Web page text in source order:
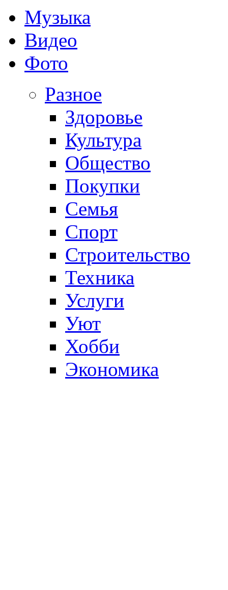
Музыка
Видео
Фото
Разное
Здоровье
Культура
Общество
Покупки
Семья
Спорт
Строительство
Техника
Услуги
Уют
Хобби
Экономика